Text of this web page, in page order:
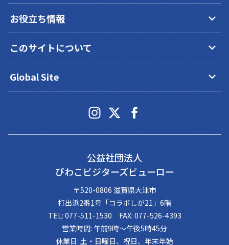
お役立ち情報 keyboard_arrow_down
このサイトについて keyboard_arrow_down
Global Site keyboard_arrow_down
公益社団法人
びわこビジターズビューロー
〒520-0806 滋賀県大津市
打出浜2番1号「コラボしが21」6階
TEL: 077-511-1530 FAX: 077-526-4393
営業時間: 午前9時～午後5時45分
休業日: 土・日曜日、祝日、年末年始